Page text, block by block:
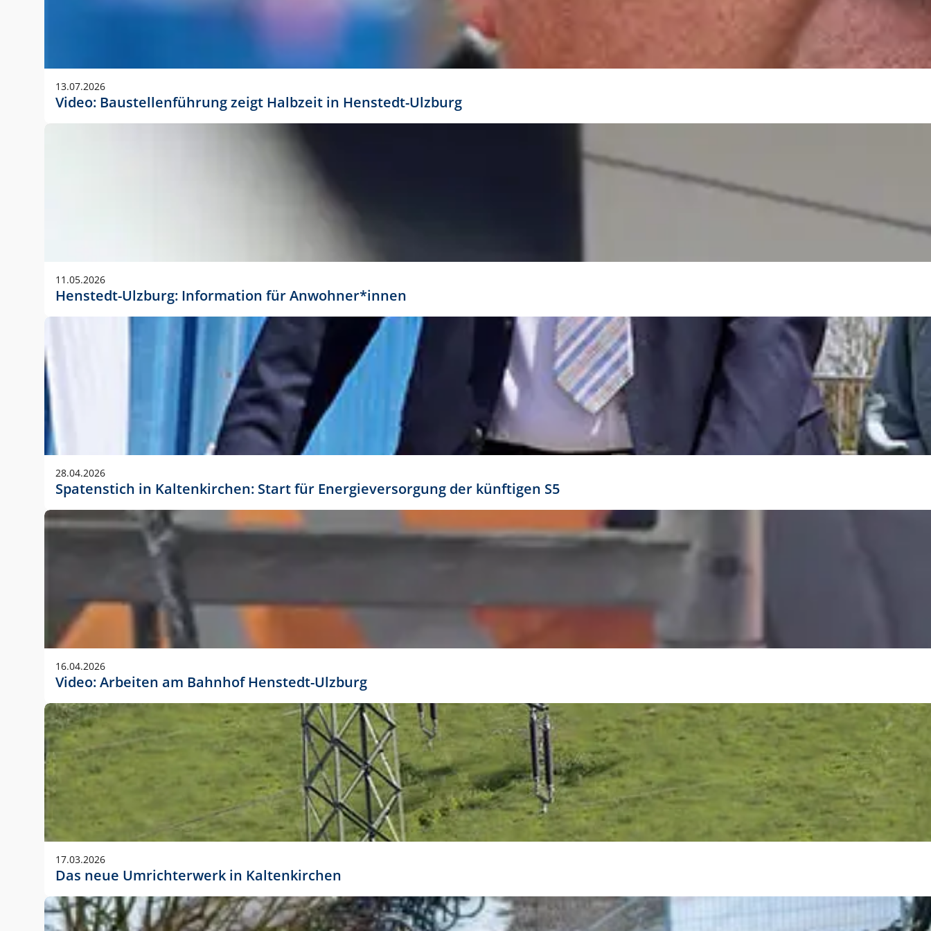
Anwendungsgröße im Layout:
Die Logohöhe beträgt 4 – 10 % der jeweiligen Formathöhe. Daraus ergeben sich für gängige Formate
folgende fest definierte Anwendungsgrößen im Layout:
DIN A3 – 15 mm hoch (5 %)
DIN A1 – 39 mm hoch (5 %)
DIN lang – 10 mm hoch (5 %)
1080 x 1080 px – 78 px hoch (7 %)
In Ausnahmefällen darf das Logo jedoch auch größer oder kleiner gesetzt werden. Dazu bedarf es jedoch
stets der vorherigen Absprache mit der Marketingabteilung.
13.07.2026
Video: Baustellenführung zeigt Halbzeit in Henstedt-Ulzburg
11.05.2026
Henstedt-Ulzburg: Information für Anwohner*innen
28.04.2026
Spatenstich in Kaltenkirchen: Start für Energieversorgung der künftigen S5
16.04.2026
Video: Arbeiten am Bahnhof Henstedt-Ulzburg
17.03.2026
Das neue Umrichterwerk in Kaltenkirchen